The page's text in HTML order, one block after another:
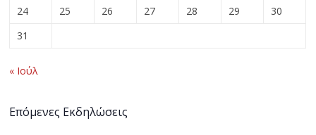
24
25 26 27 28 29
30
31
« Ιούλ
Επόμενες Εκδηλώσεις